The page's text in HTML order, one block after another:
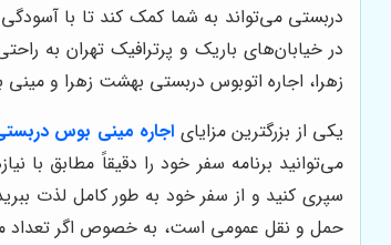
دربستی می‌تواند به شما کمک کند تا با
در خیابان‌های باریک و پرترافیک تهران به
زهرا، اجاره اتوبوس دربستی بهشت زهرا و
یکی از بزرگترین مزایای اجاره مینی بوس
می‌توانید برنامه سفر خود را دقیقاً مطابق با
سپری کنید و از سفر خود به طور کامل لذت
حمل و نقل عمومی است، به خصوص اگر تعداد